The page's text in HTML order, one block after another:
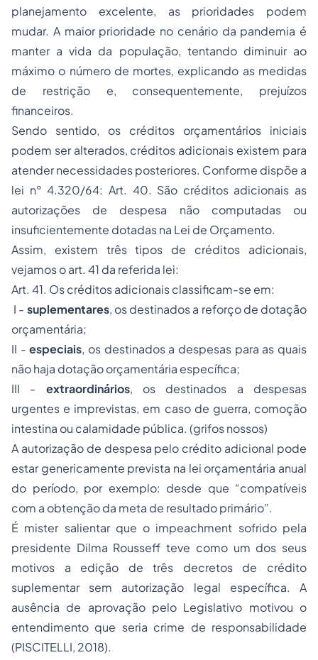
planejamento excelente, as prioridades podem
mudar. A maior prioridade no cenário da pandemia é
manter a vida da população, tentando diminuir ao
máximo o número de mortes, explicando as medidas
de restrição e, consequentemente, prejuízos
financeiros.
Sendo sentido, os créditos orçamentários iniciais
podem ser alterados, créditos adicionais existem para
atender necessidades posteriores. Conforme dispõe a
lei n° 4.320/64: Art. 40. São créditos adicionais as
autorizações de despesa não computadas ou
insuficientemente dotadas na Lei de Orçamento.
Assim, existem três tipos de créditos adicionais,
vejamos o art. 41 da referida lei:
Art. 41. Os créditos adicionais classificam-se em:
I - suplementares, os destinados a reforço de dotação
orçamentária;
II -especiais, os destinados a despesas para as quais
não haja dotação orçamentária específica;
III - extraordinários, os destinados a despesas
urgentes e imprevistas, em caso de guerra, comoção
intestina ou calamidade pública. (grifos nossos)
A autorização de despesa pelo crédito adicional pode
estar genericamente prevista na lei orçamentária anual
do período, por exemplo: desde que “compatíveis
com a obtenção da meta de resultado primário”.
É mister salientar que o impeachment sofrido pela
presidente Dilma Rousseff teve como um dos seus
motivos a edição de três decretos de crédito
suplementar sem autorização legal específica. A
ausência de aprovação pelo Legislativo motivou o
entendimento que seria crime de responsabilidade
(PISCITELLI, 2018).